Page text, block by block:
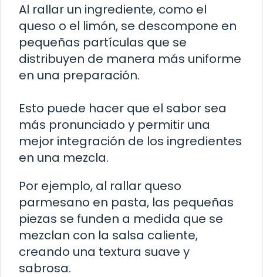
Al rallar un ingrediente, como el
queso o el limón, se descompone en
pequeñas partículas que se
distribuyen de manera más uniforme
en una preparación.
Esto puede hacer que el sabor sea
más pronunciado y permitir una
mejor integración de los ingredientes
en una mezcla.
Por ejemplo, al rallar queso
parmesano en pasta, las pequeñas
piezas se funden a medida que se
mezclan con la salsa caliente,
creando una textura suave y
sabrosa.